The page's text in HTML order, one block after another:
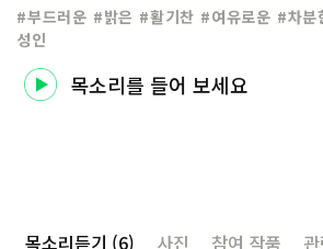
#부드러운 #밝은 #활기찬 #여유로운 #차
성인
목소리를 들어 보세요
목소리듣기 (6) 사진 참여 작품